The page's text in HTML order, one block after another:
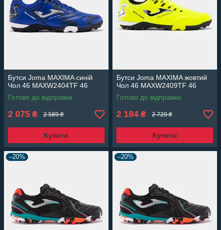
Бутси Joma MAXIMA синій
Чол 46 MAXW2404TF 46
Готово до відправки
2 075 ₴ 2 589 ₴
Купити
Бутси Joma MAXIMA жовтий
Чол 46 MAXW2409TF 46
Готово до відправки
2 184 ₴ 2 729 ₴
Купити
–20% –20%